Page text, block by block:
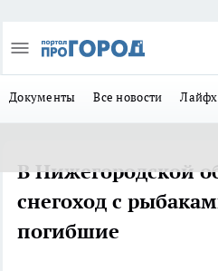
Документы Все новости
В Нижегородской
снегоход с
погибшие